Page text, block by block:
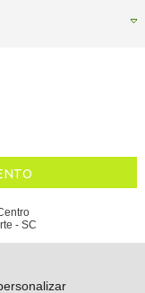
- SC